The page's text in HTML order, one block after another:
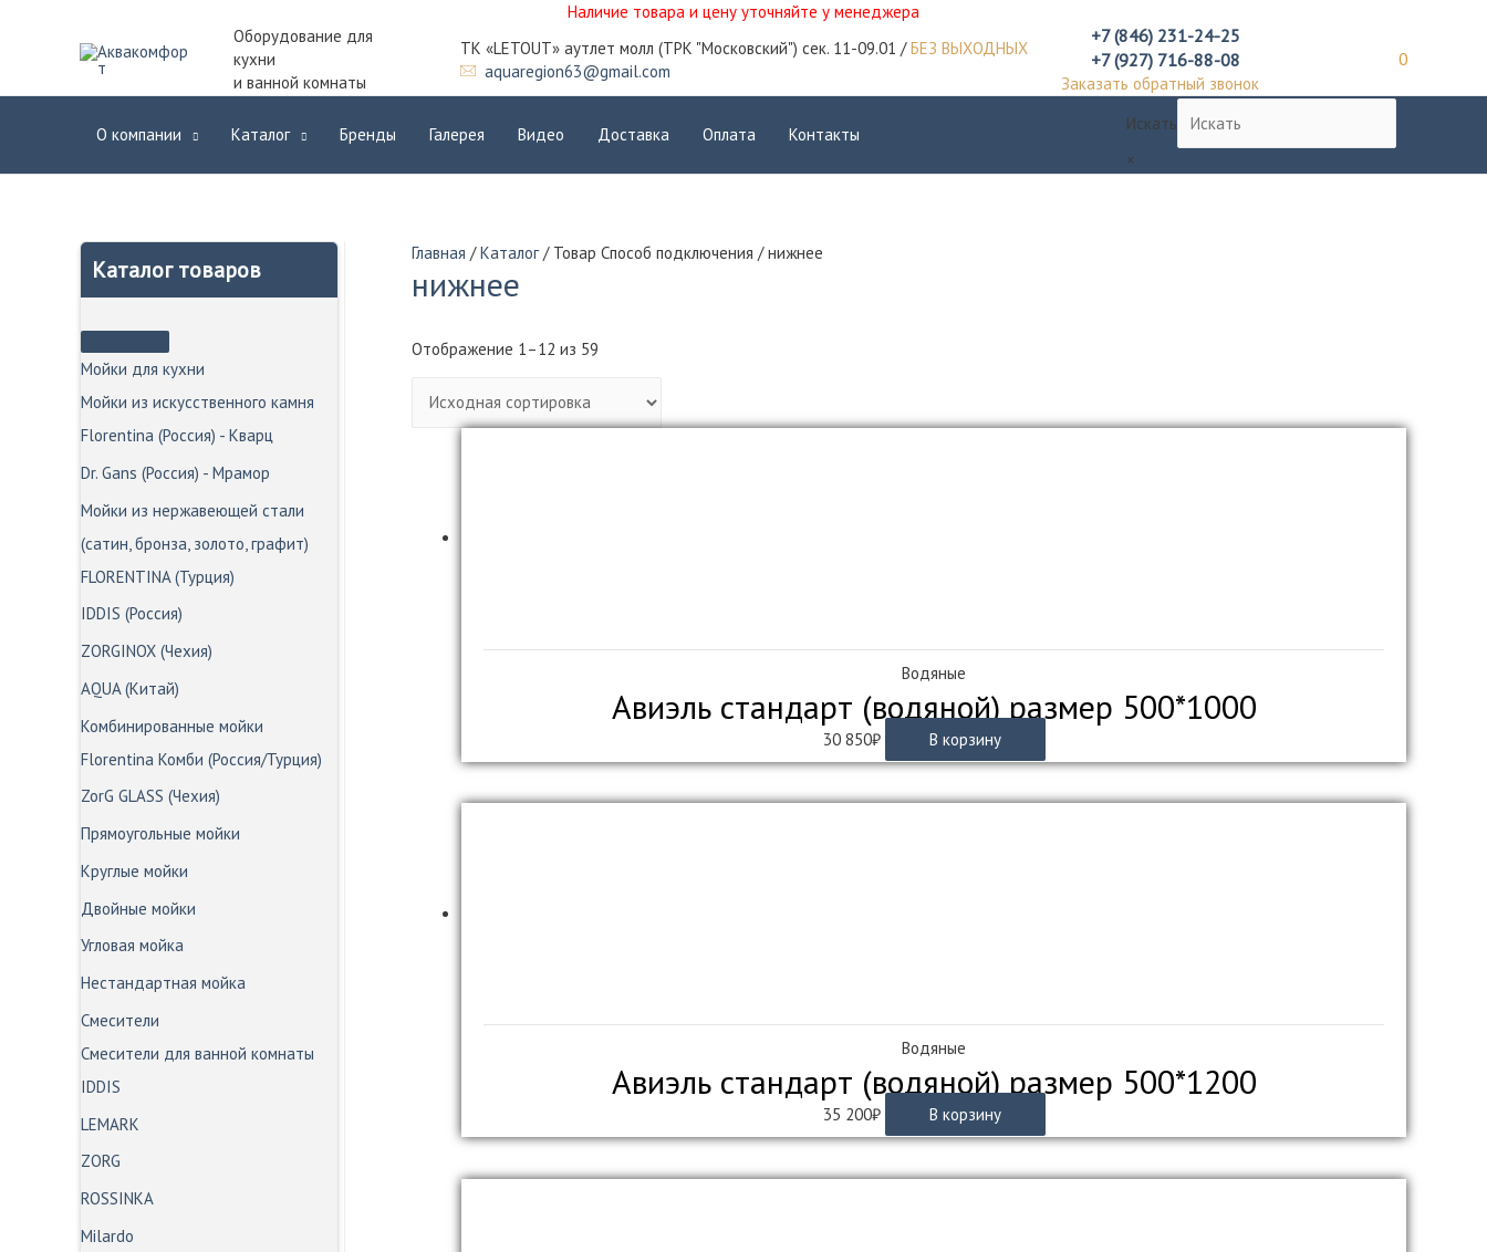
Наличие товара и цену уточняйте у менеджера
Оборудование для
кухни
и ванной комнаты
ТК «LETOUT» аутлет молл (ТРК "Московский") сек. 11-09.01 /БЕЗ ВЫХОДНЫХ
aquaregion63@gmail.com
+7 (846) 231-24-25
+7 (927) 716-88-08
Заказать обратный звонок
0
О компании Каталог Бренды Галерея Видео Доставка Оплата Контакты
Искать
×
Каталог товаров
Мойки для кухни
Мойки из искусственного камня
Florentina (Россия) - Кварц
Dr. Gans (Россия) - Мрамор
Мойки из нержавеющей стали
(сатин, бронза, золото, графит)
FLORENTINA (Турция)
IDDIS (Россия)
ZORGINOX (Чехия)
AQUA (Китай)
Комбинированные мойки
Florentina Комби (Россия/Турция)
ZorG GLASS (Чехия)
Прямоугольные мойки
Круглые мойки
Двойные мойки
Угловая мойка
Нестандартная мойка
Смесители
Смесители для ванной комнаты
IDDIS
LEMARK
ZORG
ROSSINKA
Milardo
Главная /Каталог/ Товар Способ подключения / нижнее
нижнее
Отображение 1–12 из 59
Водяные
Авиэль стандарт (водяной) размер 500*1000
30 850₽ В корзину
Водяные
Авиэль стандарт (водяной) размер 500*1200
35 200₽ В корзину